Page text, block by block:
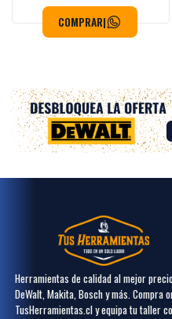
COMPRAR|
Herramientas de calidad al mejor
DeWalt, Makita, Bosch y más.
TusHerramientas.cl y equipa tu taller